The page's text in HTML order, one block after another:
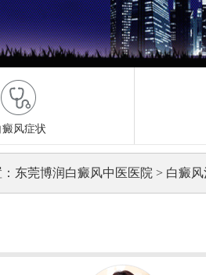
癜风症状
东莞博润白癜风中医医院 > 白癜风